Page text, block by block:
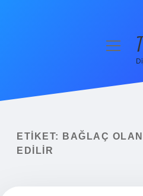
Yasal Uyarı
menüyü
ETIKET:
BAĞLAÇ
EDILIR